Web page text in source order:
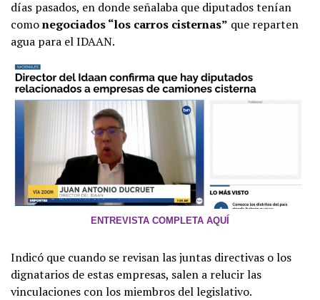
días pasados, en donde señalaba que diputados tenían
comonegociados “los carros cisternas” que reparten
agua para el IDAAN.
ENTREVISTA COMPLETA AQUÍ
Indicó que cuando se revisan las juntas directivas o los
dignatarios de estas empresas, salen a relucir las
vinculaciones con los miembros del legislativo.